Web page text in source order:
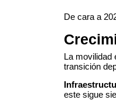
De cara a
La movilidad
transición
este sigue